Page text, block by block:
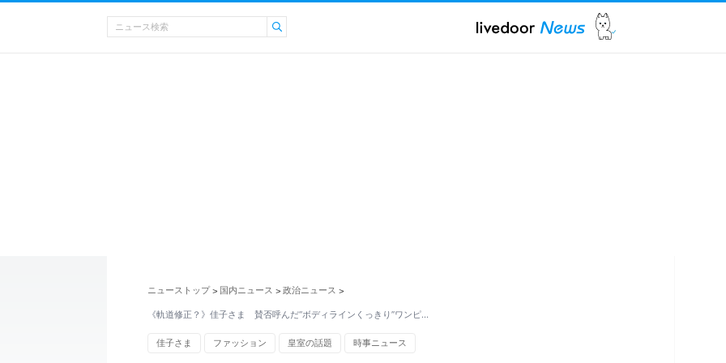
ニューストップ > 国内ニュース > 政治ニュース >
《軌道修正？》佳子さま 賛否呼んだ“ボディラインくっきり”ワンピ…
佳子さま ファッション 皇室の話題 時事ニュース